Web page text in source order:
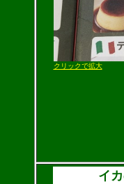
クリックで拡大
イ